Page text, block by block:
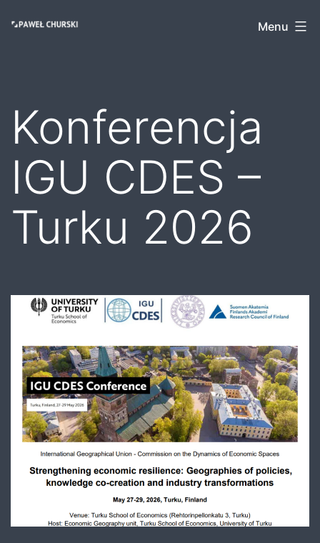
Paweł
Menu
Konferencja
IGU CDES –
Turku 2026